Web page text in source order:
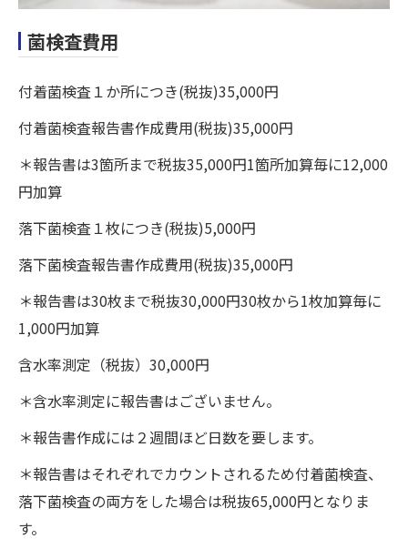
菌検査費用
付着菌検査１か所につき(税抜)35,000円
付着菌検査報告書作成費用(税抜)35,000円
＊報告書は3箇所まで税抜35,000円1箇所加算毎に12,000
円加算
落下菌検査１枚につき(税抜)5,000円
落下菌検査報告書作成費用(税抜)35,000円
＊報告書は30枚まで税抜30,000円30枚から1枚加算毎に
1,000円加算
含水率測定（税抜）30,000円
＊含水率測定に報告書はございません。
＊報告書作成には２週間ほど日数を要します。
＊報告書はそれぞれでカウントされるため付着菌検査、
落下菌検査の両方をした場合は税抜65,000円となりま
す。